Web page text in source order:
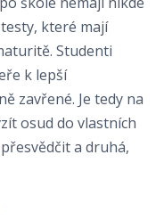
které mají
Studenti
k lepší
zavřené. Je tedy na
osud do vlastních
a druhá,